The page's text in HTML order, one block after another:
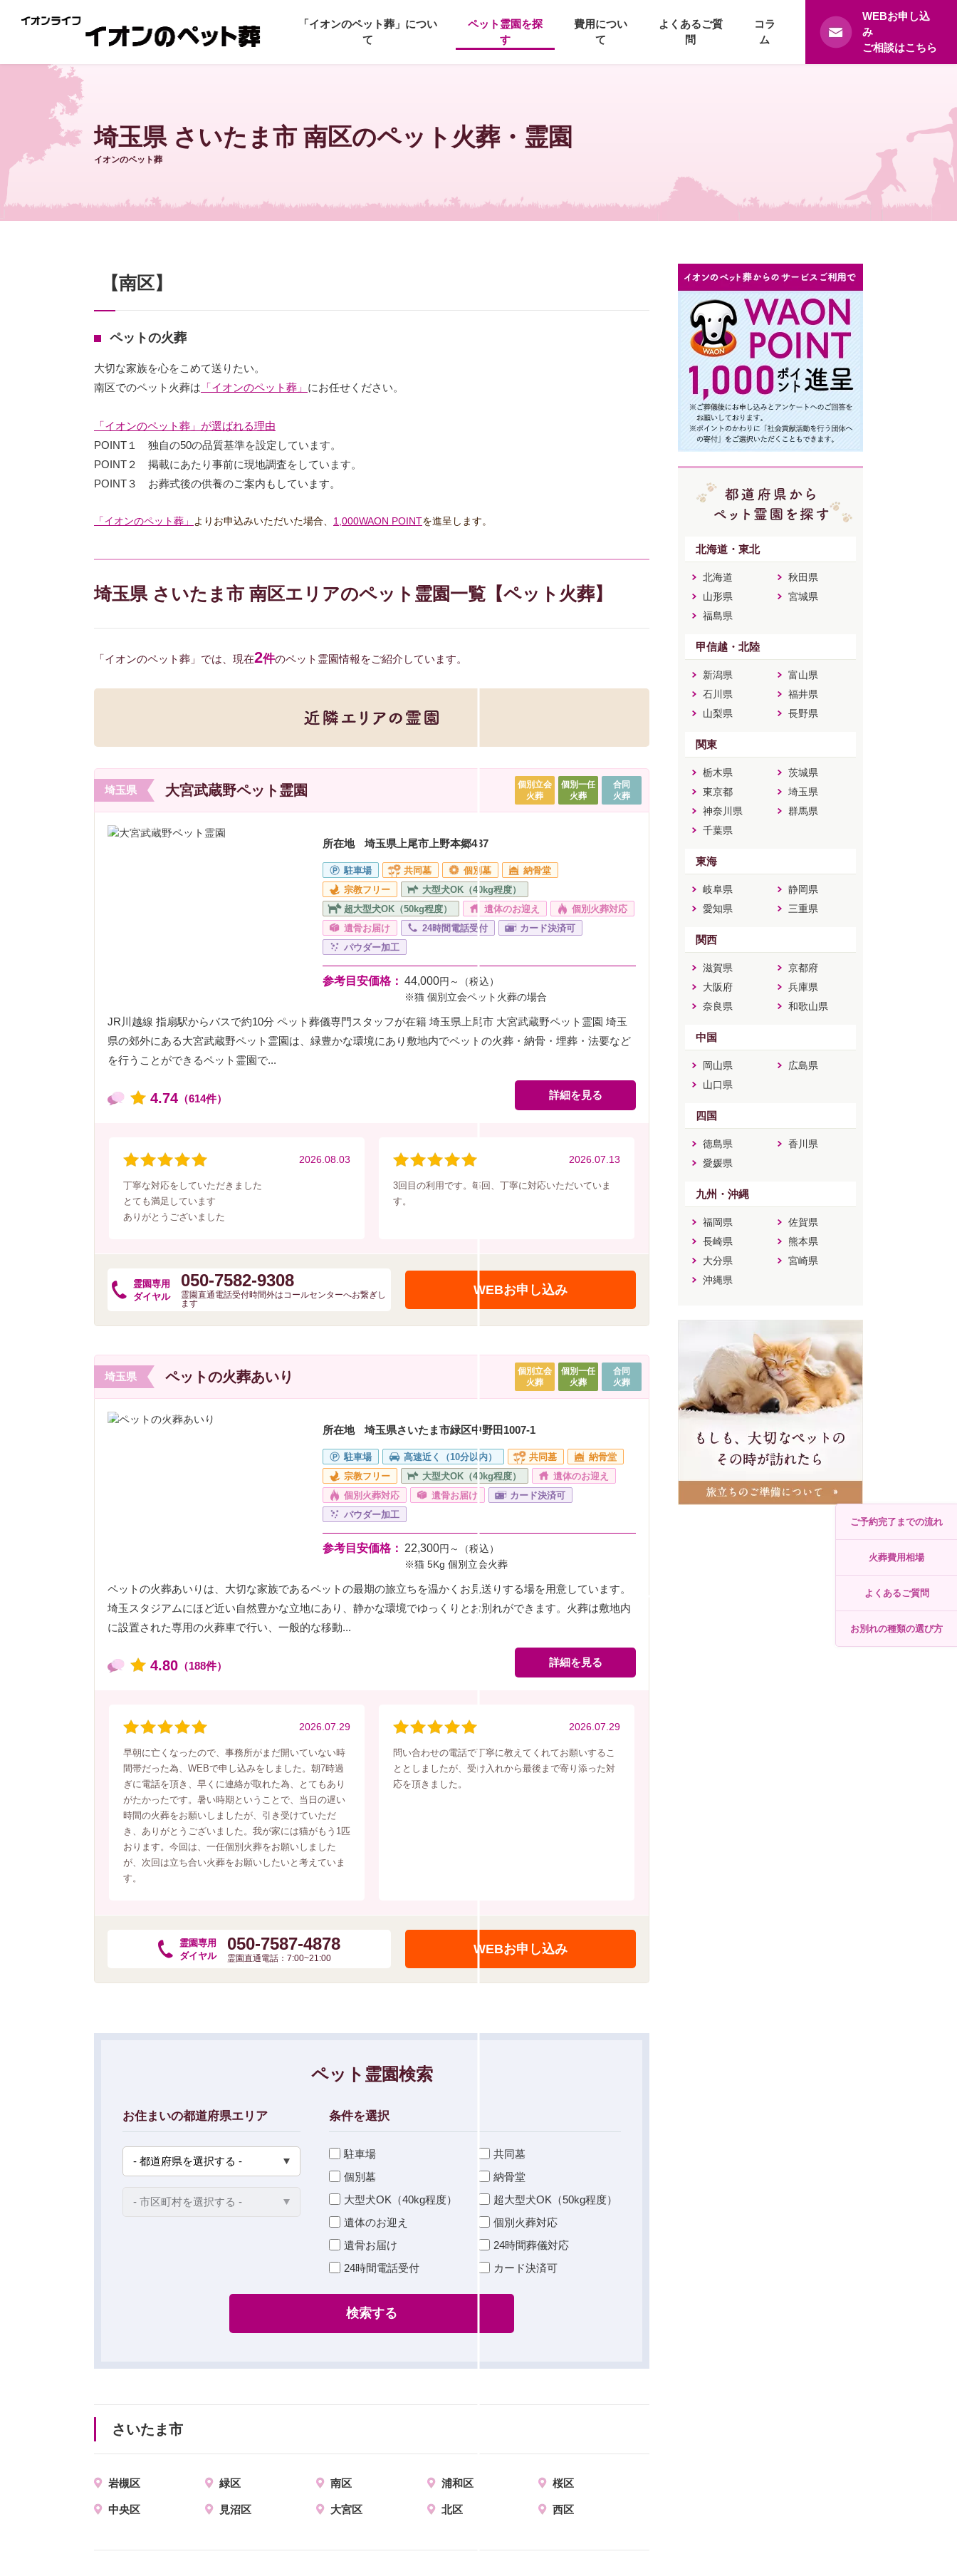
「イオンのペット葬」につい
て
ペット霊園を探
す
費用につい
て
よくあるご質
問
コラ
ム
WEBお申し込
み
ご相談はこちら
ご予約完了までの流れ
火葬費用相場
よくあるご質問
お別れの種類の選び方
埼玉県 さいたま市 南区のペット火葬・霊園
イオンのペット葬
【南区】
ペットの火葬
大切な家族を心をこめて送りたい。
南区でのペット火葬は 「イオンのペット葬」 にお任せください。
「イオンのペット葬」が選ばれる理由
POINT１ 独自の50の品質基準を設定しています。
POINT２ 掲載にあたり事前に現地調査をしています。
POINT３ お葬式後の供養のご案内もしています。
「イオンのペット葬」 よりお申込みいただいた場合、 1,000WAON POINTを進呈します。
埼玉県 さいたま市 南区エリアのペット霊園一覧【ペット火葬】
「イオンのペット葬」では、現在2件のペット霊園情報をご紹介しています。
埼玉県 大宮武蔵野ペット霊園
個別立会
火葬
個別一任
火葬
合同
火葬
所在地 埼玉県上尾市上野本郷437
駐車場 共同墓 個別墓
納骨堂
宗教フリー
大型犬OK（40kg程度）
超大型犬OK（50kg程度）
遺体のお迎え
個別火葬対応
遺骨お届け
24時間電話受付
カード決済可
パウダー加工
参考目安価格： 44,000円～（税込）
※猫 個別立会ペット火葬の場合
JR川越線 指扇駅からバスで約10分 ペット葬儀専門スタッフが在籍 埼玉県上尾市 大宮武蔵野ペット霊園 埼玉
県の郊外にある大宮武蔵野ペット霊園は、緑豊かな環境にあり敷地内でペットの火葬・納骨・埋葬・法要など
を行うことができるペット霊園で...
4.74 （614件） 詳細を見る
2026.08.03
丁寧な対応をしていただきました
とても満足しています
ありがとうございました
2026.07.13
3回目の利用です。毎回、丁寧に対応いただいていま
す。
霊園専用
ダイヤル
050-7582-9308
霊園直通電話受付時間外はコールセンターへお繋ぎし
ます
WEBお申し込み
埼玉県 ペットの火葬あいり
個別立会
火葬
個別一任
火葬
合同
火葬
所在地 埼玉県さいたま市緑区中野田1007-1
駐車場 高速近く（10分以内） 共同墓
納骨堂
宗教フリー
大型犬OK（40kg程度）
遺体のお迎え
個別火葬対応
遺骨お届け
カード決済可
パウダー加工
参考目安価格： 22,300円～（税込）
※猫 5Kg 個別立会火葬
ペットの火葬あいりは、大切な家族であるペットの最期の旅立ちを温かくお見送りする場を用意しています。
埼玉スタジアムにほど近い自然豊かな立地にあり、静かな環境でゆっくりとお別れができます。火葬は敷地内
に設置された専用の火葬車で行い、一般的な移動...
4.80 （188件） 詳細を見る
2026.07.29
早朝に亡くなったので、事務所がまだ開いていない時
間帯だった為、WEBで申し込みをしました。朝7時過
ぎに電話を頂き、早くに連絡が取れた為、とてもあり
がたかったです。暑い時期ということで、当日の遅い
時間の火葬をお願いしましたが、引き受けていただ
き、ありがとうございました。我が家には猫がもう1匹
おります。今回は、一任個別火葬をお願いしました
が、次回は立ち合い火葬をお願いしたいと考えていま
す。
2026.07.29
問い合わせの電話で丁寧に教えてくれてお願いするこ
ととしましたが、受け入れから最後まで寄り添った対
応を頂きました。
霊園専用
ダイヤル
050-7587-4878
霊園直通電話：7:00~21:00
WEBお申し込み
ペット霊園検索
お住まいの都道府県エリア 条件を選択
駐車場
共同墓
個別墓
納骨堂
大型犬OK（40kg程度）
超大型犬OK（50kg程度）
遺体のお迎え
個別火葬対応
遺骨お届け
24時間葬儀対応
24時間電話受付
カード決済可
検索する
さいたま市
岩槻区 緑区 南区 浦和区 桜区
中央区 見沼区 大宮区 北区 西区
北海道・東北
北海道
秋田県
山形県
宮城県
福島県
甲信越・北陸
新潟県
富山県
石川県
福井県
山梨県
長野県
関東
栃木県
茨城県
東京都
埼玉県
神奈川県
群馬県
千葉県
東海
岐阜県
静岡県
愛知県
三重県
関西
滋賀県
京都府
大阪府
兵庫県
奈良県
和歌山県
中国
岡山県
広島県
山口県
四国
徳島県
香川県
愛媛県
九州・沖縄
福岡県
佐賀県
長崎県
熊本県
大分県
宮崎県
沖縄県